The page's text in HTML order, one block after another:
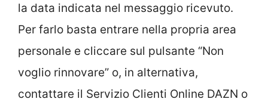
la data indicata nel messaggio ricevuto.
Per farlo basta entrare nella propria area
personale e cliccare sul pulsante “Non
voglio rinnovare” o, in alternativa,
contattare il Servizio Clienti Online DAZN o